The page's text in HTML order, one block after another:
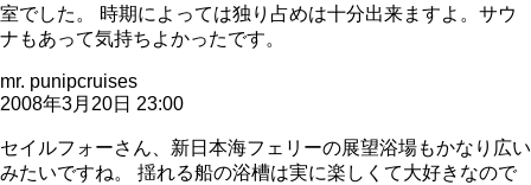
室でした。 時期によっては独り占めは十分出来ますよ。サウ
ナもあって気持ちよかったです。
mr. punipcruises
2008年3月20日 23:00
セイルフォーさん、新日本海フェリーの展望浴場もかなり広い
みたいですね。 揺れる船の浴槽は実に楽しくて大好きなので